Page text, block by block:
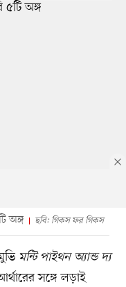
অঙ্গ ছবি: গিকস ফর গিকস
মন্টি পাইথন অ্যান্ড দ্য
সঙ্গে লড়াই